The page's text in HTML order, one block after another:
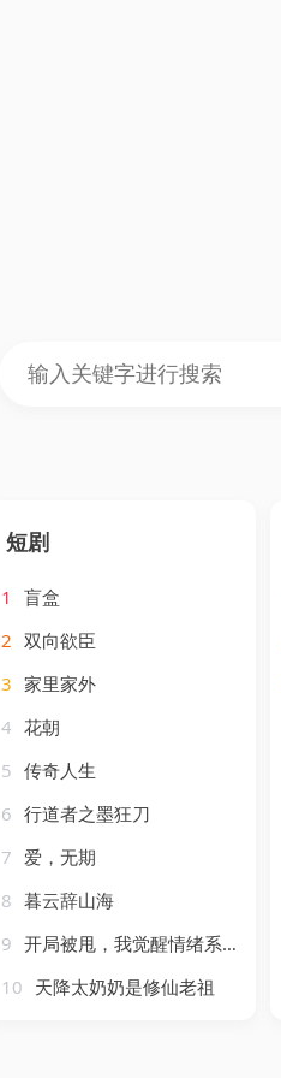
短剧
1
盲盒
2 双向欲臣
3 家里家外
4 花朝
5 传奇人生
6 行道者之墨狂刀
7 爱，无期
8 暮云辞山海
9 开局被甩，我觉醒情绪系统
10 天降太奶奶是修仙老祖